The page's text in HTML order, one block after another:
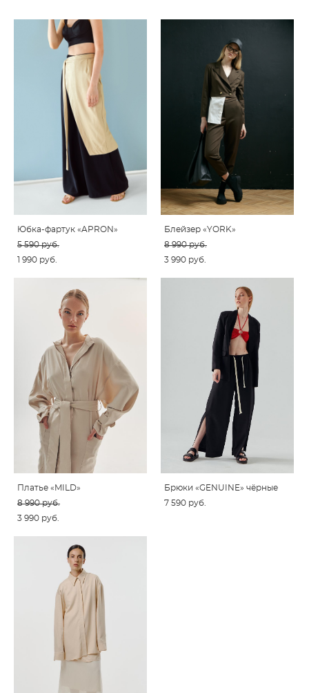
Юбка-фартук «APRON»
5 590 pуб.
1 990 pуб.
Блейзер «YORK»
8 990 pуб.
3 990 pуб.
Платье «MILD»
8 990 pуб.
3 990 pуб.
Брюки «GENUINE» чёрные
7 590 pуб.